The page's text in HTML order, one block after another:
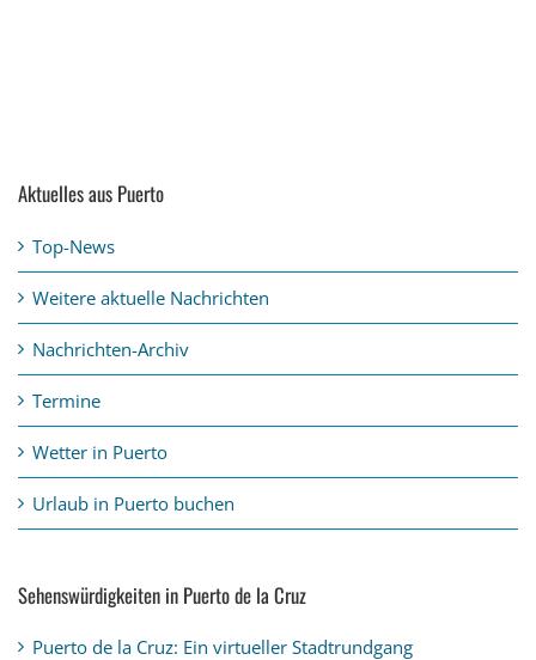
Aktuelles aus Puerto
Top-News
Weitere aktuelle Nachrichten
Nachrichten-Archiv
Termine
Wetter in Puerto
Urlaub in Puerto buchen
Sehenswürdigkeiten in Puerto de la Cruz
Puerto de la Cruz: Ein virtueller Stadtrundgang